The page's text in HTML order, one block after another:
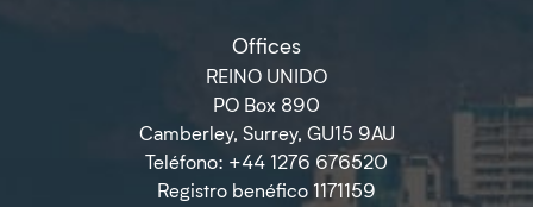
Offices
REINO UNIDO
PO Box 890
Camberley, Surrey, GU15 9AU
Teléfono: +44 1276 676520
Registro benéfico 1171159